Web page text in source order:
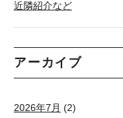
近隣紹介など
アーカイブ
2026年7月 (2)